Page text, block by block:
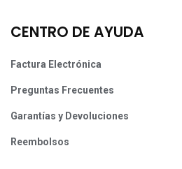
CENTRO DE AYUDA
Factura Electrónica
Preguntas Frecuentes
Garantías y Devoluciones
Reembolsos